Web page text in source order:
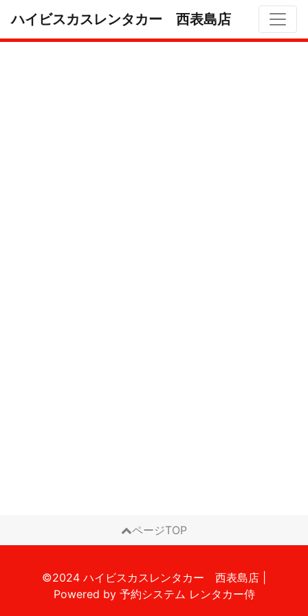
ハイビスカスレンタカー 西表島店
ページTOP
©2024 ハイビスカスレンタカー 西表島店
Powered by 予約システム レンタカー侍